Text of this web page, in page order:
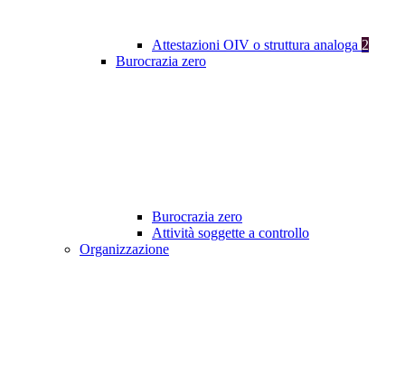
Attestazioni OIV o struttura analoga 2
Burocrazia zero
Burocrazia zero
Attività soggette a controllo
Organizzazione